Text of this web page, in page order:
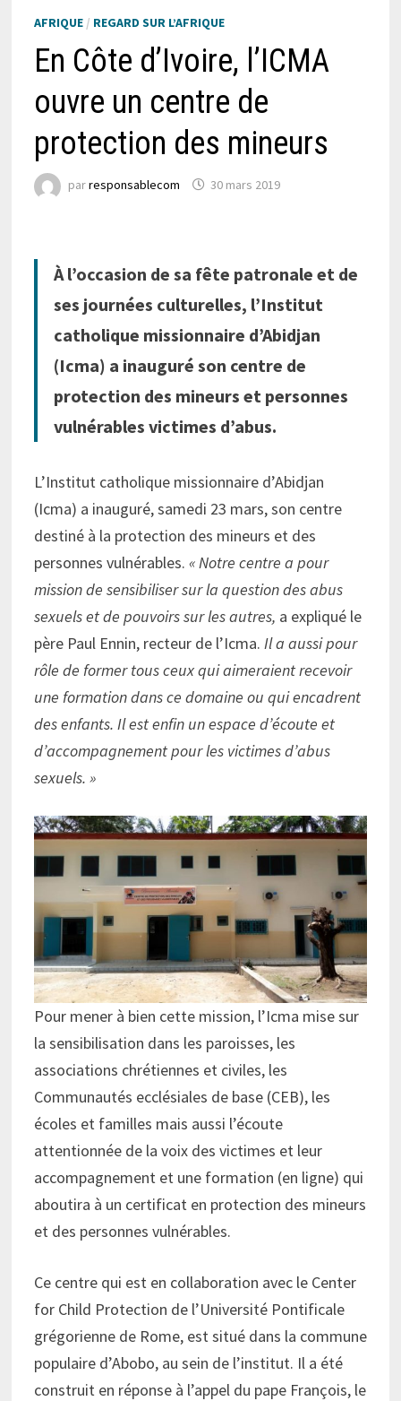
AFRIQUE/ REGARD SUR L’AFRIQUE
En Côte d’Ivoire, l’ICMA
ouvre un centre de
protection des mineurs
parresponsablecom 30 mars 2019
À l’occasion de sa fête patronale et de
ses journées culturelles, l’Institut
catholique missionnaire d’Abidjan
(Icma) a inauguré son centre de
protection des mineurs et personnes
vulnérables victimes d’abus.
L’Institut catholique missionnaire d’Abidjan
(Icma) a inauguré, samedi 23 mars, son centre
destiné à la protection des mineurs et des
personnes vulnérables. « Notre centre a pour
mission de sensibiliser sur la question des abus
sexuels et de pouvoirs sur les autres, a expliqué le
père Paul Ennin, recteur de l’Icma. Il a aussi pour
rôle de former tous ceux qui aimeraient recevoir
une formation dans ce domaine ou qui encadrent
des enfants. Il est enfin un espace d’écoute et
d’accompagnement pour les victimes d’abus
sexuels. »
Pour mener à bien cette mission, l’Icma mise sur
la sensibilisation dans les paroisses, les
associations chrétiennes et civiles, les
Communautés ecclésiales de base (CEB), les
écoles et familles mais aussi l’écoute
attentionnée de la voix des victimes et leur
accompagnement et une formation (en ligne) qui
aboutira à un certificat en protection des mineurs
et des personnes vulnérables.
Ce centre qui est en collaboration avec le Center
for Child Protection de l’Université Pontificale
grégorienne de Rome, est situé dans la commune
populaire d’Abobo, au sein de l’institut. Il a été
construit en réponse à l’appel du pape François, le